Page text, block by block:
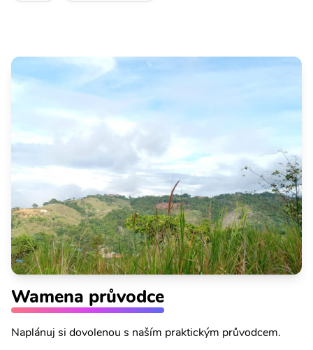
Wamena průvodce
Naplánuj si dovolenou s naším praktickým průvodcem.